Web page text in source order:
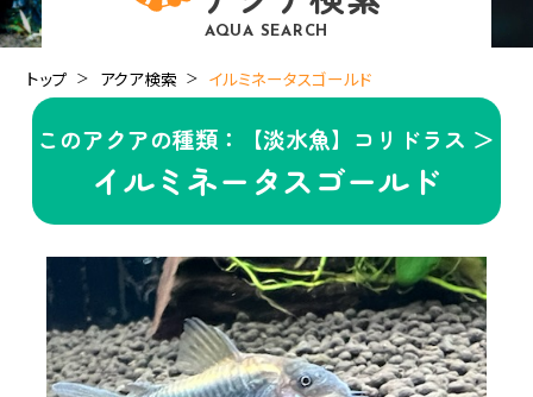
AQUA SEARCH
トップ アクア検索 イルミネータスゴールド
このアクアの種類：【淡水魚】コリドラス ＞
イルミネータスゴールド